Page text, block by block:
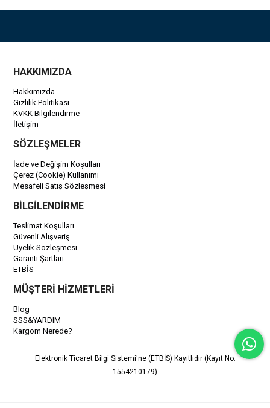
HAKKIMIZDA
Hakkımızda
Gizlilik Politikası
KVKK Bilgilendirme
İletişim
SÖZLEŞMELER
İade ve Değişim Koşulları
Çerez (Cookie) Kullanımı
Mesafeli Satış Sözleşmesi
BİLGİLENDİRME
Teslimat Koşulları
Güvenli Alışveriş
Üyelik Sözleşmesi
Garanti Şartları
ETBİS
MÜŞTERİ HİZMETLERİ
Blog
SSS&YARDIM
Kargom Nerede?
Elektronik Ticaret Bilgi Sistemi'ne (ETBİS) Kayıtlıdır (Kayıt No:
1554210179)